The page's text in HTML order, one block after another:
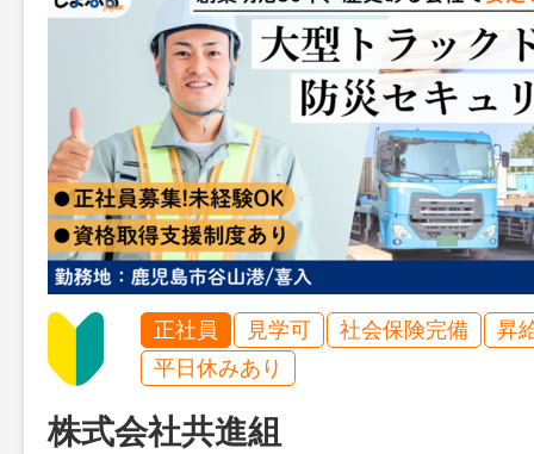
正社員 見学可 社会保険完備
昇
平日休みあり
株式会社共進組